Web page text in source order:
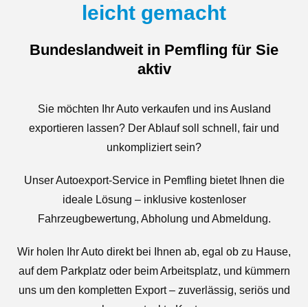
leicht gemacht
Bundeslandweit in Pemfling für Sie
aktiv
Sie möchten Ihr Auto verkaufen und ins Ausland
exportieren lassen? Der Ablauf soll schnell, fair und
unkompliziert sein?
Unser Autoexport-Service in Pemfling bietet Ihnen die
ideale Lösung – inklusive kostenloser
Fahrzeugbewertung, Abholung und Abmeldung.
Wir holen Ihr Auto direkt bei Ihnen ab, egal ob zu Hause,
auf dem Parkplatz oder beim Arbeitsplatz, und kümmern
uns um den kompletten Export – zuverlässig, seriös und